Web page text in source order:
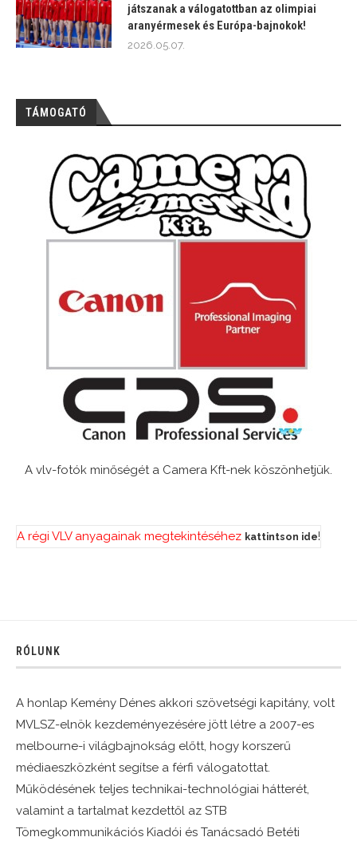
játszanak a válogatottban az olimpiai
aranyérmesek és Európa-bajnokok!
2026.05.07.
TÁMOGATÓ
A vlv-fotók minőségét a Camera Kft-nek köszönhetjük.
A régi VLV anyagainak megtekintéséhez kattintson ide!
RÓLUNK
A honlap Kemény Dénes akkori szövetségi kapitány, volt
MVLSZ-elnök kezdeményezésére jött létre a 2007-es
melbourne-i világbajnokság előtt, hogy korszerű
médiaeszközként segítse a férfi válogatottat.
Működésének teljes technikai-technológiai hátterét,
valamint a tartalmat kezdettől az STB
Tömegkommunikációs Kiadói és Tanácsadó Betéti